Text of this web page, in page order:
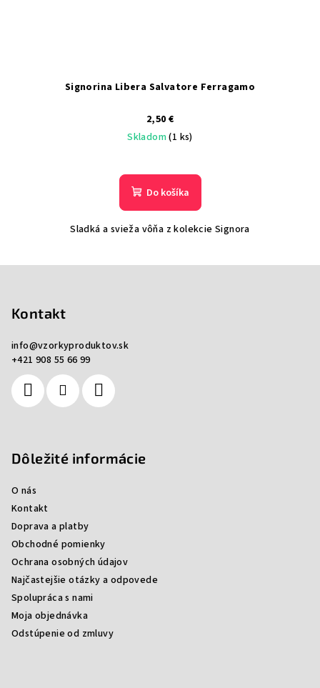
Signorina Libera Salvatore Ferragamo
2,50 €
Skladom(1 ks)
Do košíka
Sladká a svieža vôňa z kolekcie Signora
Kontakt
info@vzorkyproduktov.sk
+421 908 55 66 99
Dôležité informácie
O nás
Kontakt
Doprava a platby
Obchodné pomienky
Ochrana osobných údajov
Najčastejšie otázky a odpovede
Spolupráca s nami
Moja objednávka
Odstúpenie od zmluvy